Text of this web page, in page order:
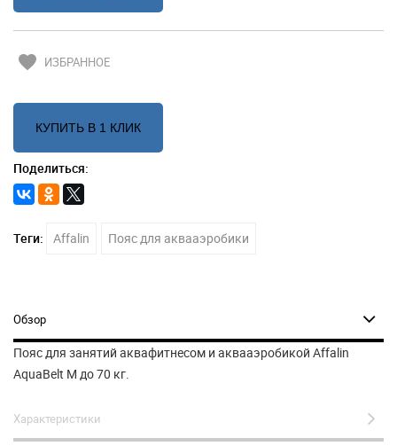
favorite ИЗБРАННОЕ
КУПИТЬ В 1 КЛИК
Поделиться:
Теги: Affalin Пояс для аквааэробики
Обзор
Пояс для занятий аквафитнесом и аквааэробикой Affalin
AquaBelt M до 70 кг.
Характеристики